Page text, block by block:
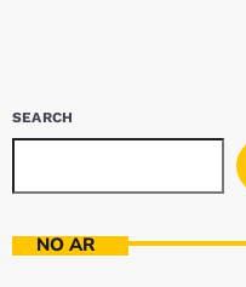
SEARCH
NO AR